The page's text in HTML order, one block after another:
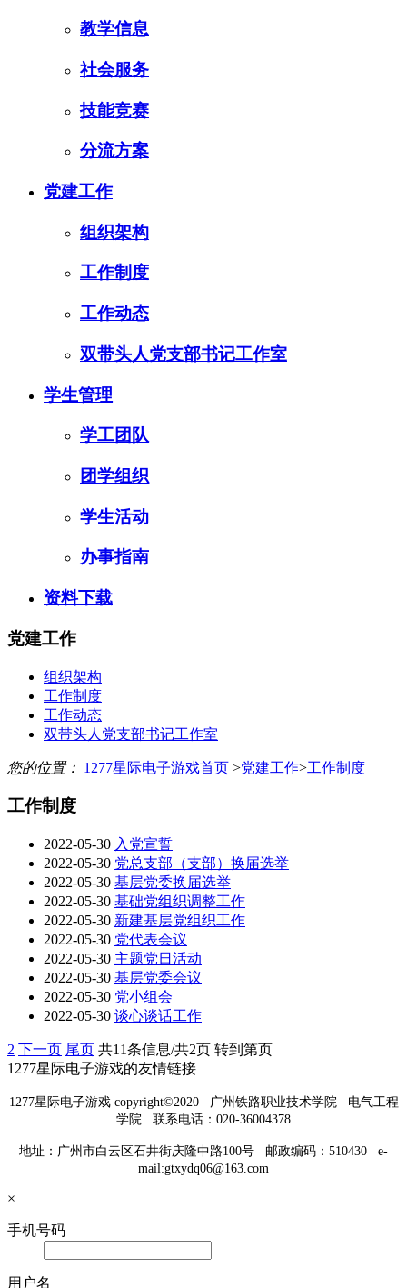
教学信息
社会服务
技能竞赛
分流方案
党建工作
组织架构
工作制度
工作动态
双带头人党支部书记工作室
学生管理
学工团队
团学组织
学生活动
办事指南
资料下载
党建工作
组织架构
工作制度
工作动态
双带头人党支部书记工作室
您的位置： 1277星际电子游戏首页 >党建工作>工作制度
工作制度
2022-05-30 入党宣誓
2022-05-30 党总支部（支部）换届选举
2022-05-30 基层党委换届选举
2022-05-30 基础党组织调整工作
2022-05-30 新建基层党组织工作
2022-05-30 党代表会议
2022-05-30 主题党日活动
2022-05-30 基层党委会议
2022-05-30 党小组会
2022-05-30 谈心谈话工作
2 下一页 尾页 共11条信息/共2页 转到第页
1277星际电子游戏的友情链接
1277星际电子游戏 copyright©2020 广州铁路职业技术学院 电气工程
学院 联系电话：020-36004378
地址：广州市白云区石井街庆隆中路100号 邮政编码：510430 e-
mail:gtxydq06@163.com
×
手机号码
用户名